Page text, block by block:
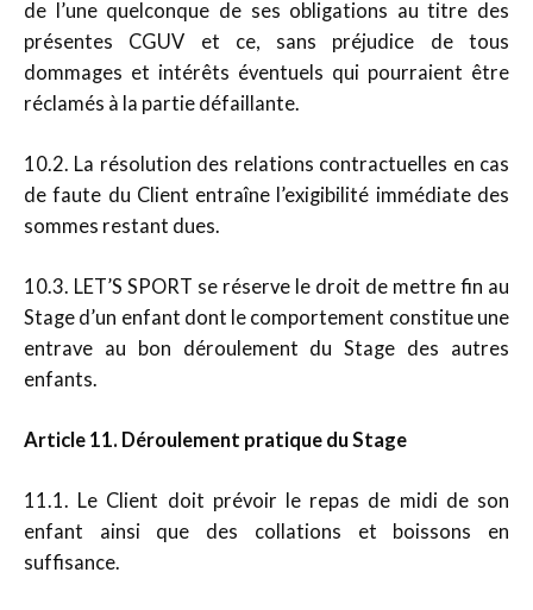
de l’une quelconque de ses obligations au titre des
présentes CGUV et ce, sans préjudice de tous
dommages et intérêts éventuels qui pourraient être
réclamés à la partie défaillante.
10.2. La résolution des relations contractuelles en cas
de faute du Client entraîne l’exigibilité immédiate des
sommes restant dues.
10.3. LET’S SPORT se réserve le droit de mettre fin au
Stage d’un enfant dont le comportement constitue une
entrave au bon déroulement du Stage des autres
enfants.
Article 11. Déroulement pratique du Stage
11.1. Le Client doit prévoir le repas de midi de son
enfant ainsi que des collations et boissons en
suffisance.